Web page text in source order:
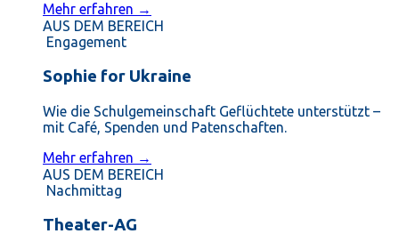
Mehr erfahren →
AUS DEM BEREICH
Engagement
Sophie for Ukraine
Wie die Schulgemeinschaft Geflüchtete unterstützt –
mit Café, Spenden und Patenschaften.
Mehr erfahren →
AUS DEM BEREICH
Nachmittag
Theater-AG